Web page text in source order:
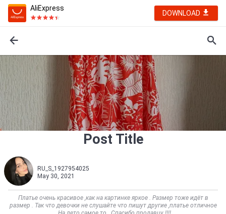
AliExpress
DOWNLOAD
Post Title
RU_S_1927954025
May 30, 2021
Платье очень красивое ,как на картинке яркое . Размер тоже идёт в
размер . Так что девочки не слушайте что пишут другие ,платье отличное